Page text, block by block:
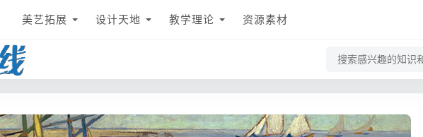
美艺拓展 设计天地 教学理论 资源素材